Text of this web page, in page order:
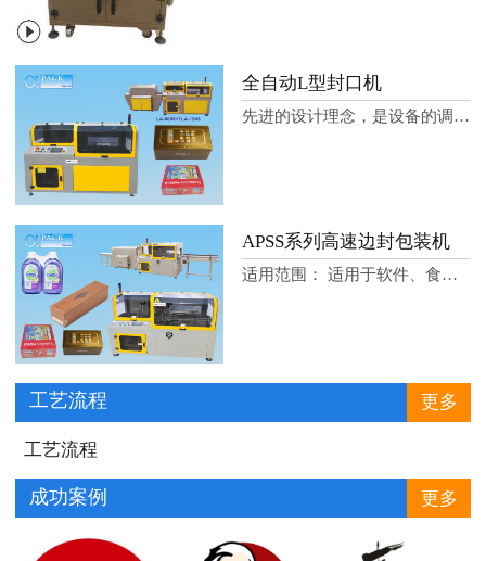
全自动L型封口机
先进的设计理念，是设备的调整和参数的设计
APSS系列高速边封包装机
适用范围： 适用于软件、食品、化妆品、印�
工艺流程 更多
工艺流程
成功案例 更多